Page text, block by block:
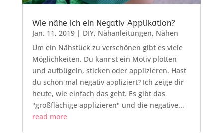
Wie nähe ich ein Negativ Applikation?
Jan. 11, 2019| DIY, Nähanleitungen, Nähen
Um ein Nähstück zu verschönen gibt es viele
Möglichkeiten. Du kannst ein Motiv plotten
und aufbügeln, sticken oder applizieren. Hast
du schon mal negativ appliziert? Ich zeige dir
heute, wie einfach das geht. Es gibt das
"großflächige applizieren" und die negative...
read more